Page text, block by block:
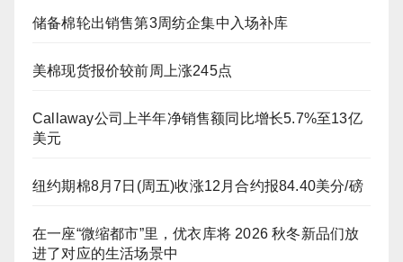
储备棉轮出销售第3周纺企集中入场补库
美棉现货报价较前周上涨245点
Callaway公司上半年净销售额同比增长5.7%至13亿
美元
纽约期棉8月7日(周五)收涨12月合约报84.40美分/磅
在一座“微缩都市”里，优衣库将 2026 秋冬新品们放
进了对应的生活场景中